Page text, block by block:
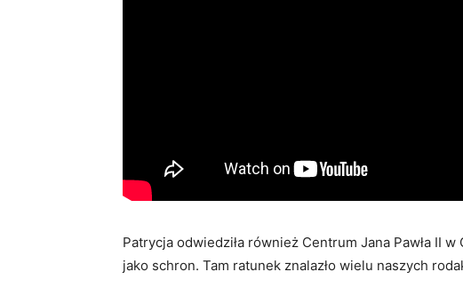
Patrycja odwiedziła również Centrum Jana Pawła II
jako schron. Tam ratunek znalazło wielu naszych